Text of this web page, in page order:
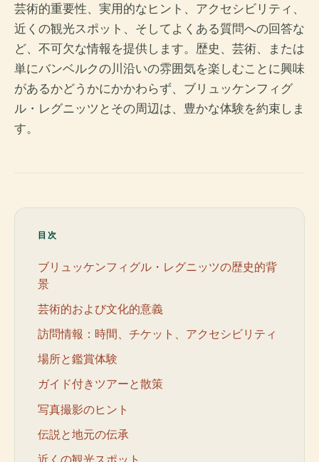
芸術的重要性、実用的なヒント、アクセシビリティ、
近くの観光スポット、そしてよくある質問への回答な
ど、不可欠な情報を提供します。歴史、芸術、または
単にバンベルクの川沿いの雰囲気を楽しむことに興味
があるかどうかにかかわらず、ブリュッケンフィグ
ル・レグニッツとその周辺は、豊かな体験を約束しま
す。
目次
ブリュッケンフィグル・レグニッツの歴史的背
景
芸術的および文化的意義
訪問情報：時間、チケット、アクセシビリティ
場所と鑑賞体験
ガイド付きツアーと散策
写真撮影のヒント
伝説と地元の伝承